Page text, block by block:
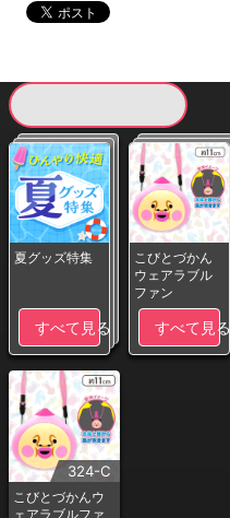
夏グッズ特集
すべて見る
こびとづかん
ウェアラブル
ファン
すべて見る
324-C
こびとづかんウ
ェアラブルファ